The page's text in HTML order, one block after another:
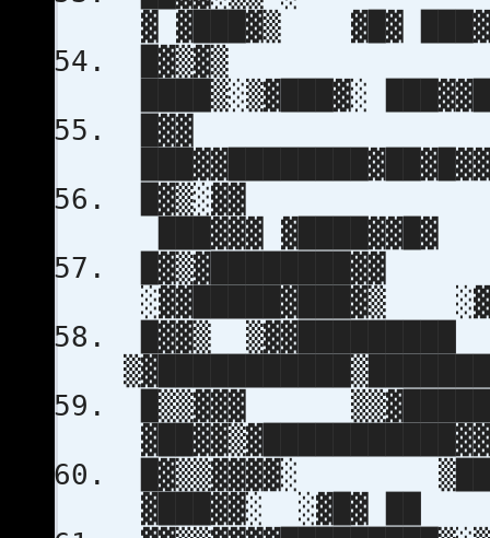
▓ ▓███▓▒ ▓█▓
████▒░▒▓███▓░
███▓▓▓
░▓▓█████▓███▓▒
█▓▓▒
█▒▒▓▓▓
█▓▒▒▓▓▓▓░
▓███▓▓░ ░▓█▓